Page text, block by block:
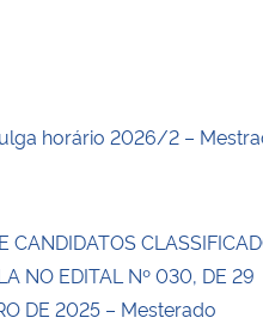
horário 2026/2 –
CANDIDATOS
NO EDITAL Nº 030, DE 29
DE 2025 – Mesterado